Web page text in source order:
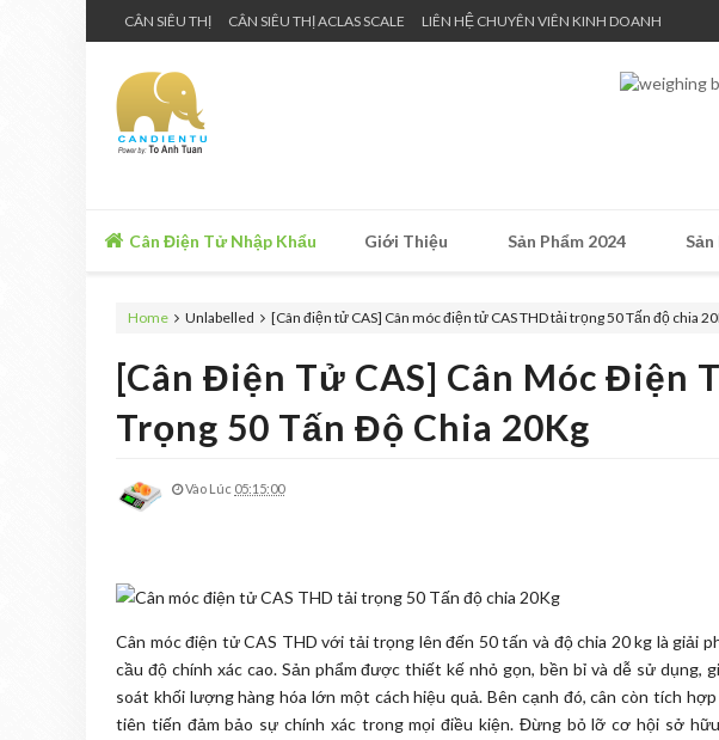
CÂN SIÊU THỊ CÂN SIÊU THỊ ACLAS SCALE LIÊN HỆ CHUYÊN VIÊN KINH DOANH
Cân Điện Tử Nhập Khẩu Giới Thiệu Sản Phẩm 2024 Sản
Home Unlabelled [Cân điện tử CAS] Cân móc điện tử CAS THD tải trọng 50 Tấn độ chia
[Cân Điện Tử CAS] Cân Móc Điện
Trọng 50 Tấn Độ Chia 20Kg
Vào Lúc 05:15:00
Cân móc điện tử CAS THD với tải trọng lên đến 50 tấn và độ chia 20 kg là giải
cầu độ chính xác cao. Sản phẩm được thiết kế nhỏ gọn, bền bỉ và dễ sử dụng,
soát khối lượng hàng hóa lớn một cách hiệu quả. Bên cạnh đó, cân còn tích
tiên tiến đảm bảo sự chính xác trong mọi điều kiện. Đừng bỏ lỡ cơ hội sở